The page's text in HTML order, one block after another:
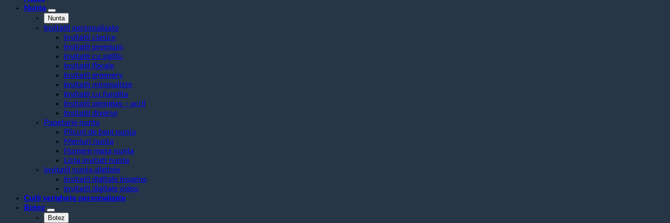
Nunta
Nunta
Invitatii personalizate
Invitatii clasice
Invitatii premium
Invitatii cu sigiliu
Invitatii florale
Invitatii greenery
Invitatii minimaliste
Invitatii cu fundita
Invitatii plexiglas – acril
Invitatii diverse
Papetarie nunta
Plicuri de bani nunta
Meniuri nunta
Numere masa nunta
Lista invitati nunta
Invitatii nunta digitale
Invitatii digitale imagine
Invitatii digitale video
Cutii verighete personalizate
Botez
Botez